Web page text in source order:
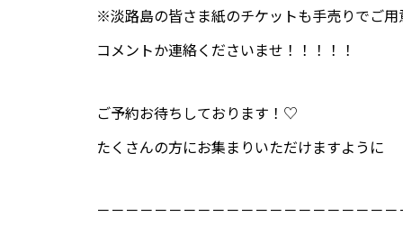
※淡路島の皆さま紙のチケットも手売りでご
コメントか連絡くださいませ！！！！！
ご予約お待ちしております！♡
たくさんの方にお集まりいただけますように
－－－－－－－－－－－－－－－－－－－－－